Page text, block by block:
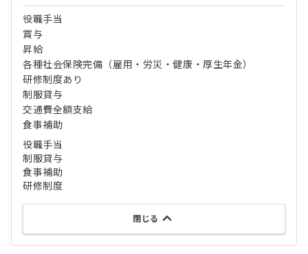
役職手当
賞与
昇給
各種社会保険完備（雇用・労災・健康・厚生年金）
研修制度あり
制服貸与
交通費全額支給
食事補助
役職手当
制服貸与
食事補助
研修制度
閉じる